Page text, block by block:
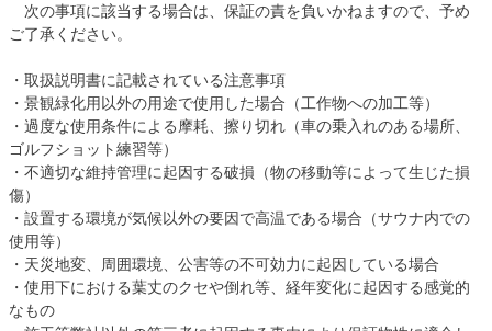
次の事項に該当する場合は、保証の責を負いかねますので、予め
ご了承ください。
・取扱説明書に記載されている注意事項
・景観緑化用以外の用途で使用した場合（工作物への加工等）
・過度な使用条件による摩耗、擦り切れ（車の乗入れのある場所、
ゴルフショット練習等）
・不適切な維持管理に起因する破損（物の移動等によって生じた損
傷）
・設置する環境が気候以外の要因で高温である場合（サウナ内での
使用等）
・天災地変、周囲環境、公害等の不可効力に起因している場合
・使用下における葉丈のクセや倒れ等、経年変化に起因する感覚的
なもの